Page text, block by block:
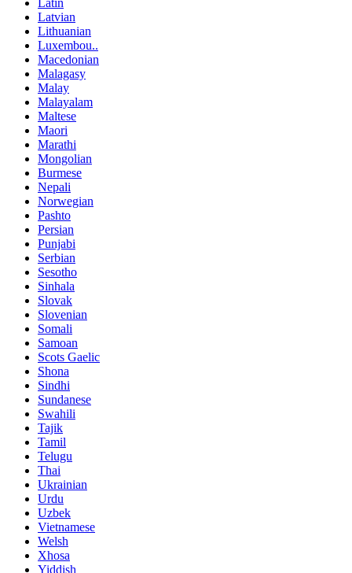
Latin
Latvian
Lithuanian
Luxembou..
Macedonian
Malagasy
Malay
Malayalam
Maltese
Maori
Marathi
Mongolian
Burmese
Nepali
Norwegian
Pashto
Persian
Punjabi
Serbian
Sesotho
Sinhala
Slovak
Slovenian
Somali
Samoan
Scots Gaelic
Shona
Sindhi
Sundanese
Swahili
Tajik
Tamil
Telugu
Thai
Ukrainian
Urdu
Uzbek
Vietnamese
Welsh
Xhosa
Yiddish